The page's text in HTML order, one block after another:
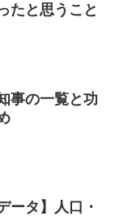
たと思うこと
事の一覧と功
ータ】人口・